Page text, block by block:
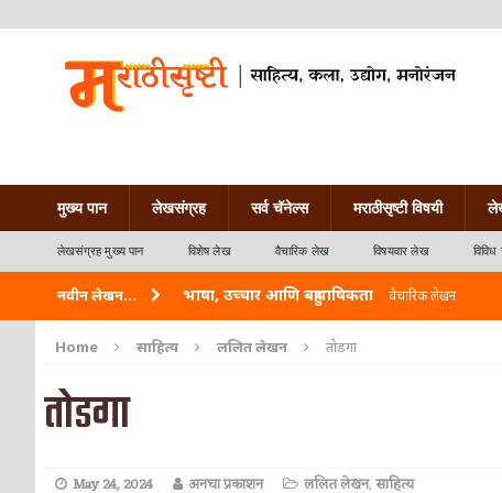
मुख्य पान लेखसंग्रह सर्व चॅनेल्स मराठीसृष्टी विषयी
लेखसंग्रह मुख्य पान विशेष लेख वैचारिक लेख विषयवार लेख
नवीन लेखन... भाषा, उच्चार आणि बहुभाषिकता वैचारिक लेखन
वारी विठ्ठलाची कविता-गझल-चारोळी-वात्रटिका
अशी एक कविता लिहू इच्छिते कविता-गझल-चारोळी-
Home साहित्य ललित लेखन तोडगा
तोडगा
May 24, 2024 अनघा प्रकाशन ललित लेखन,साहित्य